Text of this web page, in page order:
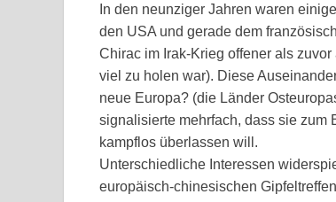
In den neunziger Jahren waren
den USA und gerade dem
Chirac im Irak-Krieg offener als
viel zu holen war). Diese
neue Europa? (die Länder
signalisierte mehrfach, dass sie
kampflos überlassen will.
Unterschiedliche Interessen
europäisch-chinesischen